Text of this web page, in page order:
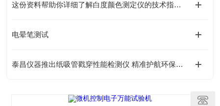
这份资料帮助你详细了解白度颜色测定仪的技术指标和主要功能
电晕笔测试
泰昌仪器推出纸吸管戳穿性能检测仪 精准护航环保吸管品质升级